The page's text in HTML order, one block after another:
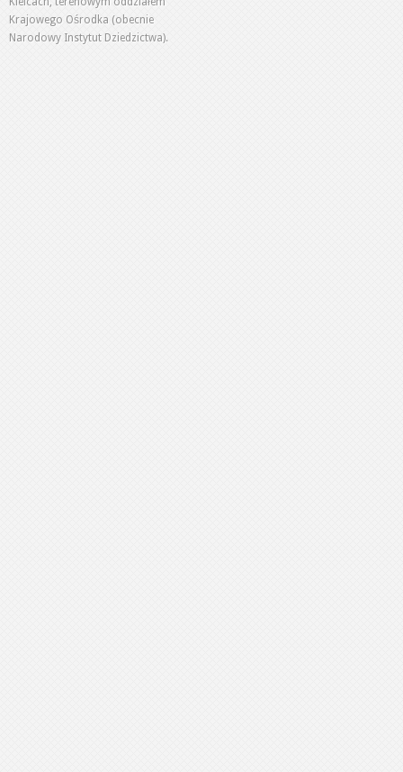
Krajowego Ośrodka (obecnie
Narodowy Instytut Dziedzictwa).